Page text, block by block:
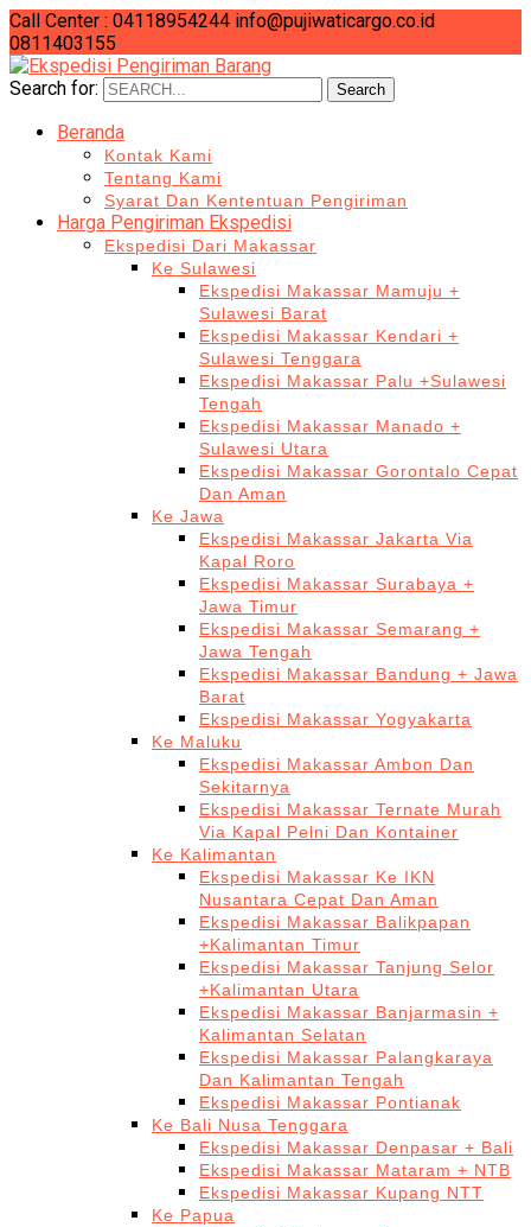
Call Center : 04118954244 info@pujiwaticargo.co.id
0811403155
Search for:
Search
Beranda
Kontak Kami
Tentang Kami
Syarat Dan Kententuan Pengiriman
Harga Pengiriman Ekspedisi
Ekspedisi Dari Makassar
Ke Sulawesi
Ekspedisi Makassar Mamuju +
Sulawesi Barat
Ekspedisi Makassar Kendari +
Sulawesi Tenggara
Ekspedisi Makassar Palu +Sulawesi
Tengah
Ekspedisi Makassar Manado +
Sulawesi Utara
Ekspedisi Makassar Gorontalo Cepat
Dan Aman
Ke Jawa
Ekspedisi Makassar Jakarta Via
Kapal Roro
Ekspedisi Makassar Surabaya +
Jawa Timur
Ekspedisi Makassar Semarang +
Jawa Tengah
Ekspedisi Makassar Bandung + Jawa
Barat
Ekspedisi Makassar Yogyakarta
Ke Maluku
Ekspedisi Makassar Ambon Dan
Sekitarnya
Ekspedisi Makassar Ternate Murah
Via Kapal Pelni Dan Kontainer
Ke Kalimantan
Ekspedisi Makassar Ke IKN
Nusantara Cepat Dan Aman
Ekspedisi Makassar Balikpapan
+Kalimantan Timur
Ekspedisi Makassar Tanjung Selor
+Kalimantan Utara
Ekspedisi Makassar Banjarmasin +
Kalimantan Selatan
Ekspedisi Makassar Palangkaraya
Dan Kalimantan Tengah
Ekspedisi Makassar Pontianak
Ke Bali Nusa Tenggara
Ekspedisi Makassar Denpasar + Bali
Ekspedisi Makassar Mataram + NTB
Ekspedisi Makassar Kupang NTT
Ke Papua